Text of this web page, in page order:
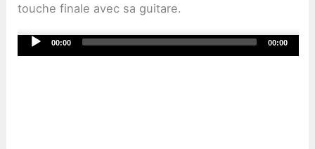
touche finale avec sa guitare.
Audio
Player
00:00 00:00